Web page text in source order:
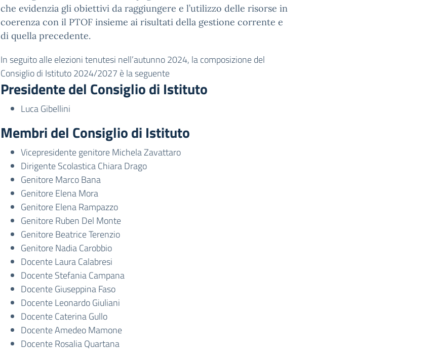
che evidenzia gli obiettivi da raggiungere e l’utilizzo delle risorse in
coerenza con il PTOF insieme ai risultati della gestione corrente e
di quella precedente.
In seguito alle elezioni tenutesi nell’autunno 2024, la composizione del
Consiglio di Istituto 2024/2027 è la seguente
Presidente del Consiglio di Istituto
Luca Gibellini
Membri del Consiglio di Istituto
Vicepresidente genitore Michela Zavattaro
Dirigente Scolastica Chiara Drago
Genitore Marco Bana
Genitore Elena Mora
Genitore Elena Rampazzo
Genitore Ruben Del Monte
Genitore Beatrice Terenzio
Genitore Nadia Carobbio
Docente Laura Calabresi
Docente Stefania Campana
Docente Giuseppina Faso
Docente Leonardo Giuliani
Docente Caterina Gullo
Docente Amedeo Mamone
Docente Rosalia Quartana